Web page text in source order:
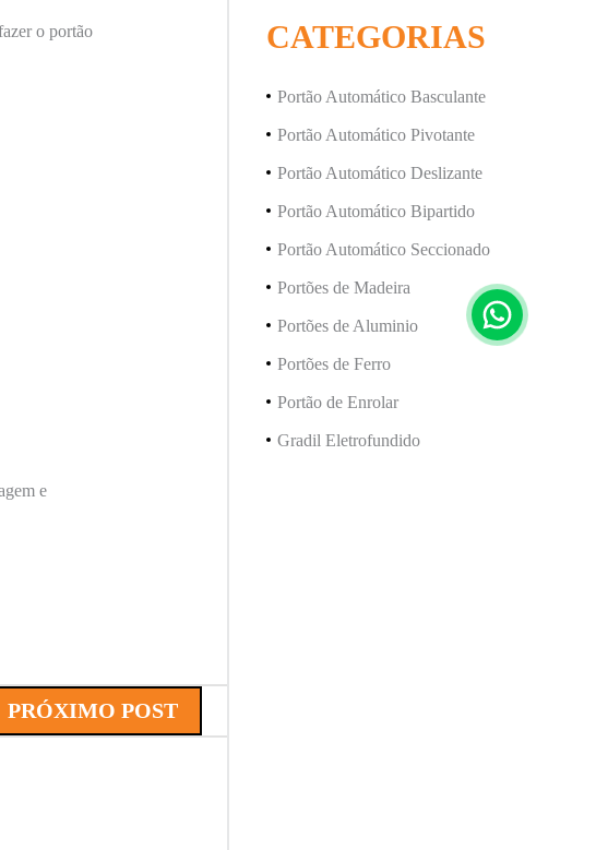
o portão
e
PRÓXIMO POST
CATEGORIAS
Portão Automático Basculante
Portão Automático Pivotante
Portão Automático Deslizante
Portão Automático Bipartido
Portão Automático Seccionado
Portões de Madeira
Portões de Aluminio
Portões de Ferro
Portão de Enrolar
Gradil Eletrofundido